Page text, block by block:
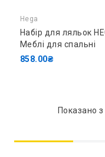
Hega
Набір для ляльок
Меблі для спальні
858.00₴
Показано з